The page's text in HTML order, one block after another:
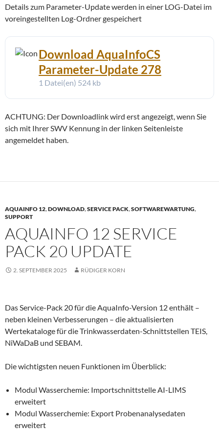
Details zum Parameter-Update werden in einer LOG-Datei im
voreingestellten Log-Ordner gespeichert
Download AquaInfoCS
Parameter-Update 278
1 Datei(en) 524 kb
ACHTUNG: Der Downloadlink wird erst angezeigt, wenn Sie
sich mit Ihrer SWV Kennung in der linken Seitenleiste
angemeldet haben.
AQUAINFO 12,DOWNLOAD,SERVICE PACK,SOFTWAREWARTUNG,
SUPPORT
AQUAINFO 12 SERVICE
PACK 20 UPDATE
2. SEPTEMBER 2025 RÜDIGER KORN
Das Service-Pack 20 für die AquaInfo-Version 12 enthält –
neben kleinen Verbesserungen – die aktualisierten
Wertekataloge für die Trinkwasserdaten-Schnittstellen TEIS,
NiWaDaB und SEBAM.
Die wichtigsten neuen Funktionen im Überblick:
Modul Wasserchemie: Importschnittstelle AI-LIMS
erweitert
Modul Wasserchemie: Export Probenanalysedaten
erweitert